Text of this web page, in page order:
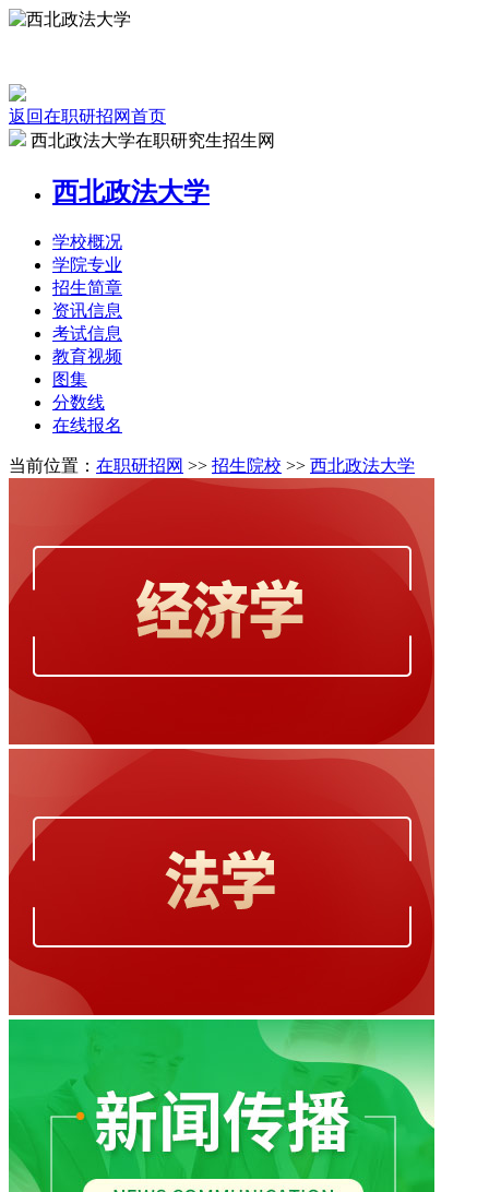
返回在职研招网首页
西北政法大学在职研究生招生网
西北政法大学
学校概况
学院专业
招生简章
资讯信息
考试信息
教育视频
图集
分数线
在线报名
当前位置： 在职研招网 >> 招生院校 >> 西北政法大学